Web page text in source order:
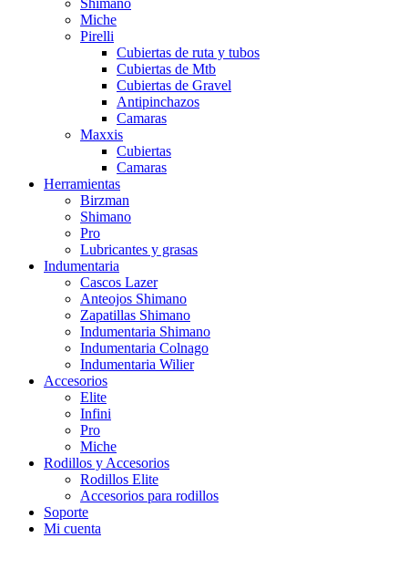
Shimano
Miche
Pirelli
Cubiertas de ruta y tubos
Cubiertas de Mtb
Cubiertas de Gravel
Antipinchazos
Camaras
Maxxis
Cubiertas
Camaras
Herramientas
Birzman
Shimano
Pro
Lubricantes y grasas
Indumentaria
Cascos Lazer
Anteojos Shimano
Zapatillas Shimano
Indumentaria Shimano
Indumentaria Colnago
Indumentaria Wilier
Accesorios
Elite
Infini
Pro
Miche
Rodillos y Accesorios
Rodillos Elite
Accesorios para rodillos
Soporte
Mi cuenta